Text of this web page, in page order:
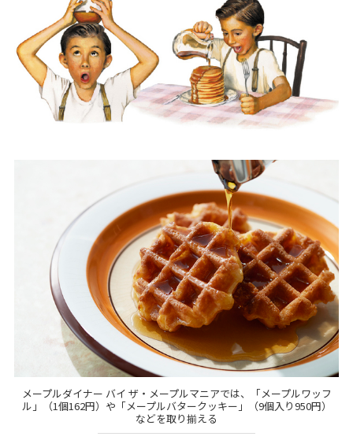
メープルダイナー バイ ザ・メープルマニアでは、「メープルワッフ
ル」（1個162円）や「メープルバタークッキー」（9個入り950円）
などを取り揃える